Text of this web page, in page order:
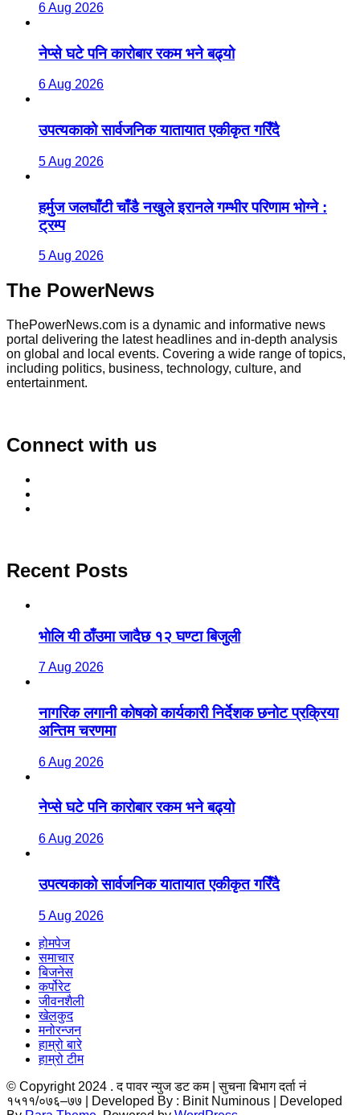
6 Aug 2026
नेप्से घटे पनि कारोबार रकम भने बढ्यो
6 Aug 2026
उपत्यकाको सार्वजनिक यातायात एकीकृत गरिँदै
5 Aug 2026
हर्मुज जलघाँटी चाँडै नखुले इरानले गम्भीर परिणाम भोग्ने :
ट्रम्प
5 Aug 2026
The PowerNews
ThePowerNews.com is a dynamic and informative news
portal delivering the latest headlines and in-depth analysis
on global and local events. Covering a wide range of topics,
including politics, business, technology, culture, and
entertainment.
Connect with us
Recent Posts
भाेलि यी ठाँउमा जादैछ १२ घण्टा बिजुली
7 Aug 2026
नागरिक लगानी कोषको कार्यकारी निर्देशक छनोट प्रक्रिया
अन्तिम चरणमा
6 Aug 2026
नेप्से घटे पनि कारोबार रकम भने बढ्यो
6 Aug 2026
उपत्यकाको सार्वजनिक यातायात एकीकृत गरिँदै
5 Aug 2026
होमपेज
समाचार
बिजनेस
कर्पोरेट
जीवनशैली
खेलकुद
मनोरन्जन
हाम्रो बारे
हाम्रो टीम
© Copyright 2024 . द पावर न्युज डट कम | सुचना बिभाग दर्ता नं
१५११/०७६–७७ | Developed By : Binit Numinous | Developed